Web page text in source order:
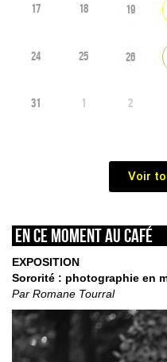
17 18 19
24 25 26
31 1 2
Voir
En ce moment au café
EXPOSITION
Sororité : photographie en
Par Romane Tourral